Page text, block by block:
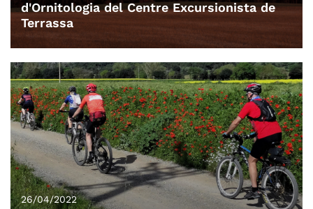
d'Ornitologia del Centre Excursionista de
Terrassa
26/04/2022